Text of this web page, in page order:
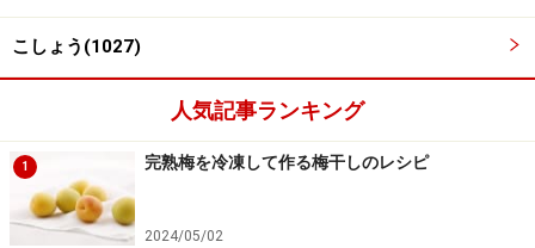
す。
こしょう(1027)
人気記事ランキング
1 完熟梅を冷凍して作る梅干しのレシピ
2024/05/02